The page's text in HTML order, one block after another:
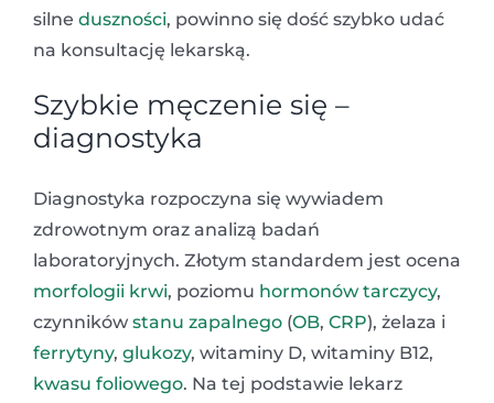
silne duszności, powinno się dość szybko udać
na konsultację lekarską.
Szybkie męczenie się –
diagnostyka
Diagnostyka rozpoczyna się wywiadem
zdrowotnym oraz analizą badań
laboratoryjnych. Złotym standardem jest ocena
morfologii krwi, poziomu hormonów tarczycy,
czynników stanu zapalnego (OB, CRP), żelaza i
ferrytyny, glukozy, witaminy D, witaminy B12,
kwasu foliowego. Na tej podstawie lekarz